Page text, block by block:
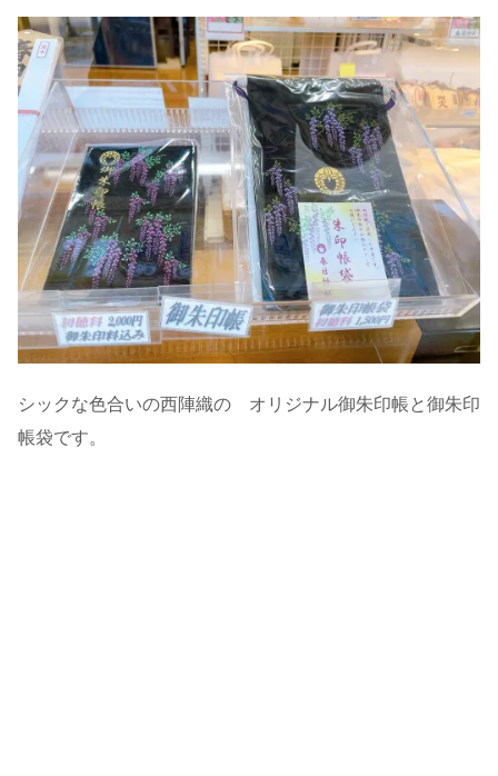
シックな色合いの西陣織の オリジナル御朱印帳と御朱印
帳袋です。